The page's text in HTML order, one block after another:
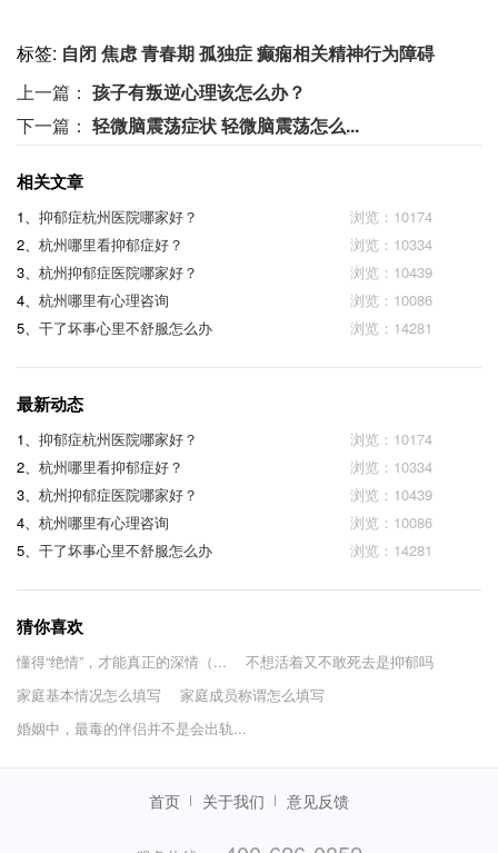
标签: 自闭 焦虑青春期孤独症癫痫相关精神行为障碍
上一篇： 孩子有叛逆心理该怎么办？
下一篇： 轻微脑震荡症状 轻微脑震荡怎么...
相关文章
1、 抑郁症杭州医院哪家好？
浏览：10174
2、 杭州哪里看抑郁症好？
浏览：10334
3、 杭州抑郁症医院哪家好？
浏览：10439
4、 杭州哪里有心理咨询
浏览：10086
5、 干了坏事心里不舒服怎么办 浏览：14281
最新动态
1、 抑郁症杭州医院哪家好？
浏览：10174
2、 杭州哪里看抑郁症好？
浏览：10334
3、 杭州抑郁症医院哪家好？
浏览：10439
4、 杭州哪里有心理咨询
浏览：10086
5、 干了坏事心里不舒服怎么办 浏览：14281
猜你喜欢
懂得“绝情”，才能真正的深情（...
不想活着又不敢死去是抑郁吗
家庭基本情况怎么填写
家庭成员称谓怎么填写
婚姻中，最毒的伴侣并不是会出轨...
首页 关于我们 意见反馈